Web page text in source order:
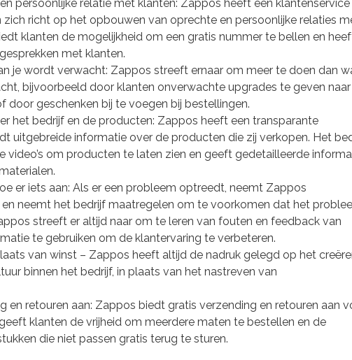
persoonlijke relatie met klanten: Zappos heeft een klantenservice
zich richt op het opbouwen van oprechte en persoonlijke relaties
klanten de mogelijkheid om een gratis nummer te bellen en
met klanten.
je wordt verwacht: Zappos streeft ernaar om meer te doen dan
bijvoorbeeld door klanten onverwachte upgrades te geven naar
door geschenken bij te voegen bij bestellingen.
het bedrijf en de producten: Zappos heeft een transparante
uitgebreide informatie over de producten die zij verkopen. Het
video’s om producten te laten zien en geeft gedetailleerde
er iets aan: Als er een probleem optreedt, neemt Zappos
neemt het bedrijf maatregelen om te voorkomen dat het
streeft er altijd naar om te leren van fouten en feedback van
te gebruiken om de klantervaring te verbeteren.
van winst – Zappos heeft altijd de nadruk gelegd op het
binnen het bedrijf, in plaats van het nastreven van
en retouren aan: Zappos biedt gratis verzending en retouren aan
klanten de vrijheid om meerdere maten te bestellen en de
die niet passen gratis terug te sturen.